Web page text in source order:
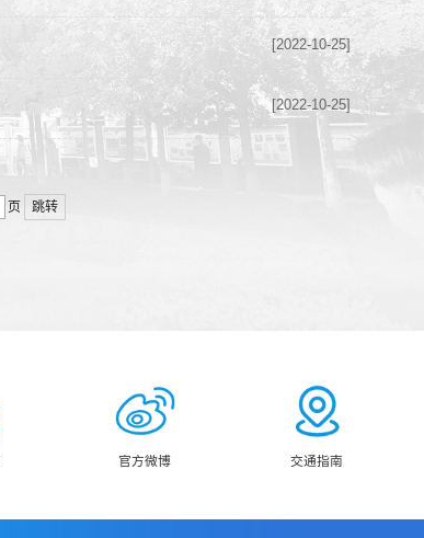
[2022-10-25]
[2022-10-25]
页 跳转
官方微博 交通指南